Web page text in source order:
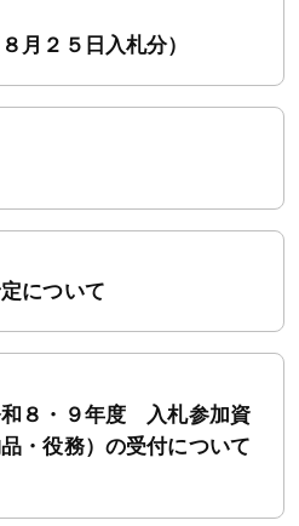
月２５日入札分）
について
和８・９年度 入札参加資
・役務）の受付について